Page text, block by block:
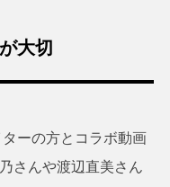
大切
ーの方とコラボ動画
さんや渡辺直美さん